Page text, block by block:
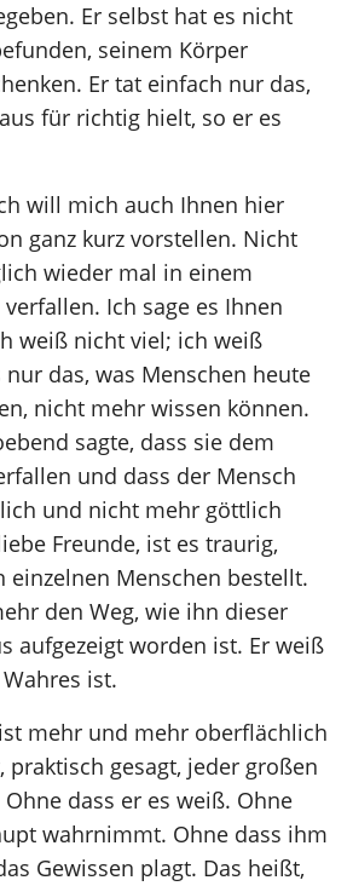
Er selbst hat es nicht
seinem Körper
Er tat einfach nur das,
für richtig hielt, so er es
will mich auch Ihnen hier
ganz kurz vorstellen. Nicht
wieder mal in einem
Ich sage es Ihnen
weiß nicht viel; ich weiß
das, was Menschen heute
nicht mehr wissen können.
sagte, dass sie dem
und dass der Mensch
und nicht mehr göttlich
Freunde, ist es traurig,
einzelnen Menschen bestellt.
den Weg, wie ihn dieser
aufgezeigt worden ist. Er weiß
ist.
mehr und mehr oberflächlich
praktisch gesagt, jeder großen
dass er es weiß. Ohne
wahrnimmt. Ohne dass ihm
Gewissen plagt. Das heißt,